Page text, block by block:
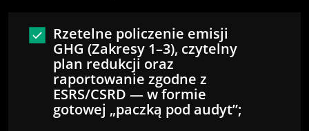
Rzetelne policzenie emisji
GHG (Zakresy 1–3), czytelny
plan redukcji oraz
raportowanie zgodne z
ESRS/CSRD — w formie
gotowej „paczką pod audyt”;